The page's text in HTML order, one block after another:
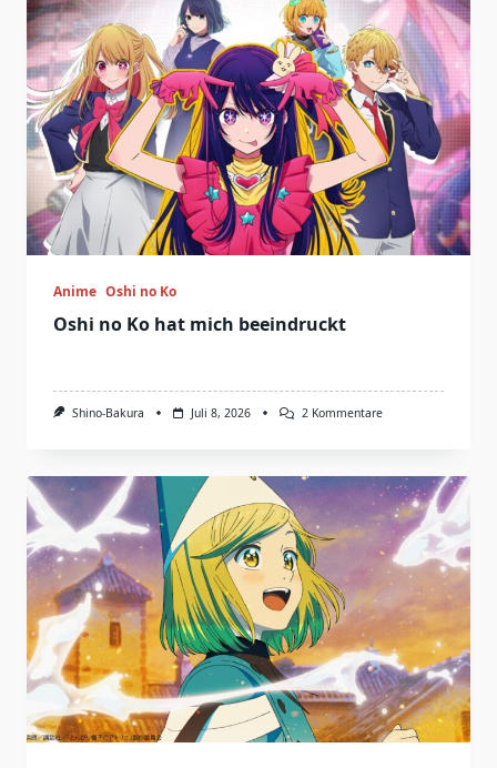
Anime Oshi no Ko
Oshi no Ko hat mich beeindruckt
Shino-Bakura Juli 8, 2026 2 KommentareZu
Hat
Mich
Beeindruckt